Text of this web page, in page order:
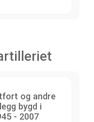
og andre
bygd i
- 2007